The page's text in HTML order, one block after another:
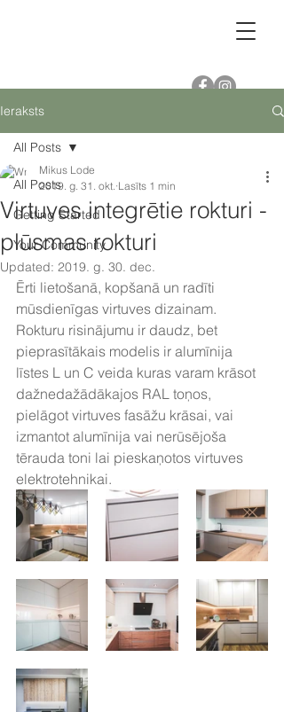
Ieraksts
All Posts
Getting Started
Your Community
All Posts
Virtuves integrētie rokturi -
plūsmas rokturi
Mikus Lode
2019. g. 31. okt. Lasīts 1 min
Updated: 2019. g. 30. dec.
Ērti lietošanā, kopšanā un radīti
mūsdienīgas virtuves dizainam.
Rokturu risinājumu ir daudz, bet
pieprasītākais modelis ir alumīnija
līstes L un C veida kuras varam krāsot
dažnedažādākajos RAL toņos,
pielāgot virtuves fasāžu krāsai, vai
izmantot alumīnija vai nerūsējoša
tērauda toni lai pieskaņotos virtuves
elektrotehnikai.